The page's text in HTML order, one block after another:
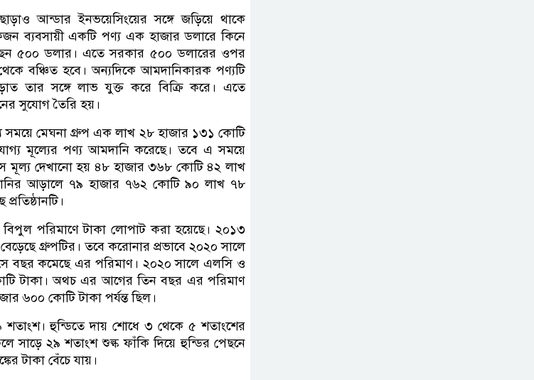
আন্ডার ইনভয়েসিংয়ের সঙ্গে জড়িয়ে থাকে
ব্যবসায়ী একটি পণ্য এক হাজার ডলারে কিনে
৫০০ ডলার। এতে সরকার ৫০০ ডলারের ওপর
বঞ্চিত হবে। অন্যদিকে আমদানিকারক পণ্যটি
তার সঙ্গে লাভ যুক্ত করে বিক্রি করে। এতে
সুযোগ তৈরি হয়।
মেঘনা গ্রুপ এক লাখ ২৮ হাজার ১৩১ কোটি
মূল্যের পণ্য আমদানি করেছে। তবে এ সময়ে
মূল্য দেখানো হয় ৪৮ হাজার ৩৬৮ কোটি ৪২ লাখ
আড়ালে ৭৯ হাজার ৭৬২ কোটি ৯০ লাখ ৭৮
বিপুল পরিমাণে টাকা লোপাট করা হয়েছে। ২০১৩
গ্রুপটির। তবে করোনার প্রভাবে ২০২০ সালে
বছর কমেছে এর পরিমাণ। ২০২০ সালে এলসি ও
টাকা। অথচ এর আগের তিন বছর এর পরিমাণ
৬০০ কোটি টাকা পর্যন্ত ছিল।
শতাংশ। হুন্ডিতে দায় শোধে ৩ থেকে ৫ শতাংশের
২৯ শতাংশ শুল্ক ফাঁকি দিয়ে হুন্ডির পেছনে
টাকা বেঁচে যায়।